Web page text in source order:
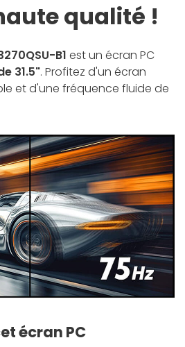
qualité !
B1 est un écran PC
31.5". Profitez d'un écran
et d'une fréquence fluide de
écran PC